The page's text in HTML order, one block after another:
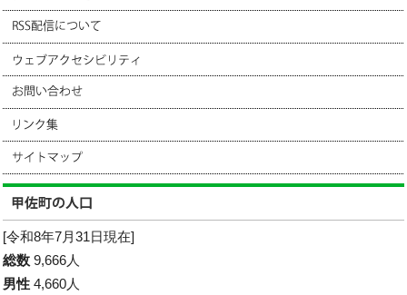
[令和8年7月31日現在]
総数 9,666人
男性 4,660人